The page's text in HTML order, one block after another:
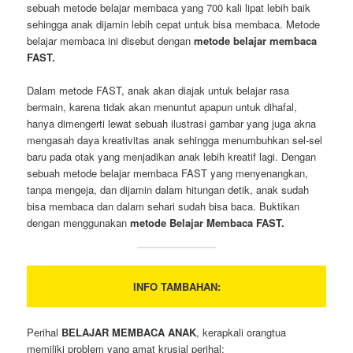
sebuah metode belajar membaca yang 700 kali lipat lebih baik
sehingga anak dijamin lebih cepat untuk bisa membaca. Metode
belajar membaca ini disebut denganmetode belajar membaca
FAST.
Dalam metode FAST, anak akan diajak untuk belajar rasa
bermain, karena tidak akan menuntut apapun untuk dihafal,
hanya dimengerti lewat sebuah ilustrasi gambar yang juga akna
mengasah daya kreativitas anak sehingga menumbuhkan sel-sel
baru pada otak yang menjadikan anak lebih kreatif lagi. Dengan
sebuah metode belajar membaca FAST yang menyenangkan,
tanpa mengeja, dan dijamin dalam hitungan detik, anak sudah
bisa membaca dan dalam sehari sudah bisa baca. Buktikan
dengan menggunakanmetode Belajar Membaca FAST.
INFO TAMBAHAN:
Perihal BELAJAR MEMBACA ANAK, kerapkali orangtua
memiliki problem yang amat krusial perihal: